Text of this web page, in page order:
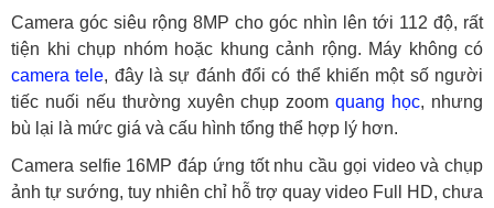
Camera góc siêu rộng 8MP cho góc nhìn lên tới 112 độ, rất
tiện khi chụp nhóm hoặc khung cảnh rộng. Máy không có
camera tele, đây là sự đánh đổi có thể khiến một số người
tiếc nuối nếu thường xuyên chụp zoomquang học, nhưng
bù lại là mức giá và cấu hình tổng thể hợp lý hơn.
Camera selfie 16MP đáp ứng tốt nhu cầu gọi video và chụp
ảnh tự sướng, tuy nhiên chỉ hỗ trợ quay video Full HD, chưa